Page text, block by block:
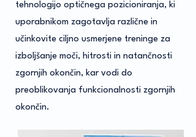
tehnologijo optičnega pozicioniranja, ki
uporabnikom zagotavlja različne in
učinkovite ciljno usmerjene treninge za
izboljšanje moči, hitrosti in natančnosti
zgornjih okončin, kar vodi do
preoblikovanja funkcionalnosti zgornjih
okončin.